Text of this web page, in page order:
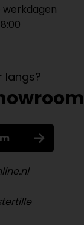
werkdagen
langs?